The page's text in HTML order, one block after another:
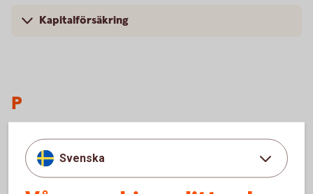
Kapitalförsäkring
P
Pension
Pensionsavgift
Svenska